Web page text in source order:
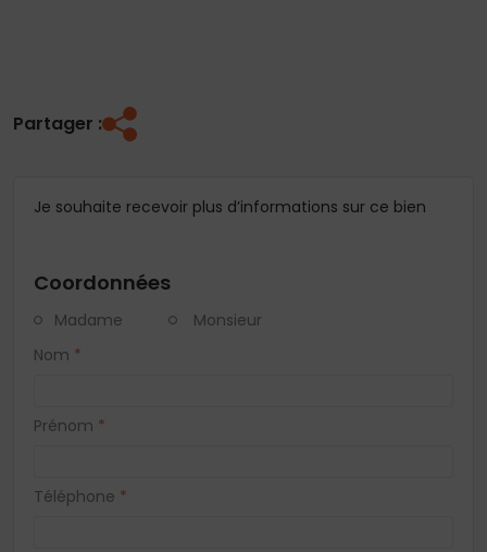
Partager :
Je souhaite recevoir plus d’informations sur ce bien
Coordonnées
Madame
Monsieur
Nom *
Prénom *
Téléphone *